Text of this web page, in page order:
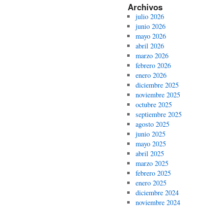
Archivos
julio 2026
junio 2026
mayo 2026
abril 2026
marzo 2026
febrero 2026
enero 2026
diciembre 2025
noviembre 2025
octubre 2025
septiembre 2025
agosto 2025
junio 2025
mayo 2025
abril 2025
marzo 2025
febrero 2025
enero 2025
diciembre 2024
noviembre 2024